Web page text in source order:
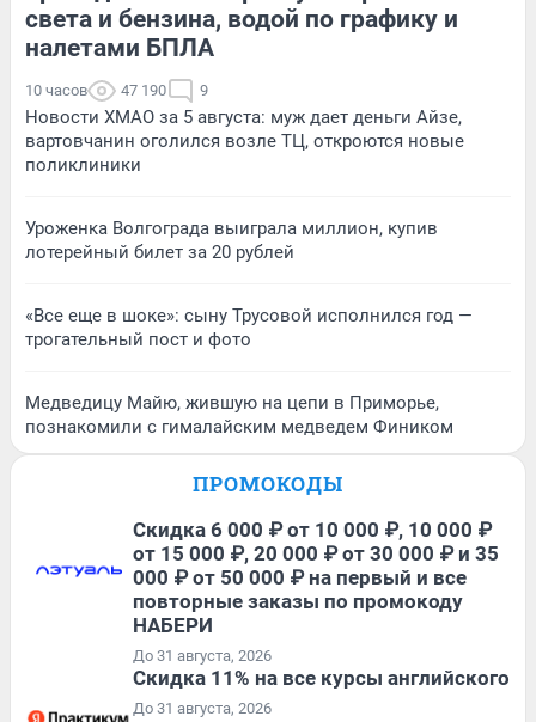
света и бензина, водой по графику и
налетами БПЛА
10 часов 47 190 9
Новости ХМАО за 5 августа: муж дает деньги Айзе,
вартовчанин оголился возле ТЦ, откроются новые
поликлиники
Уроженка Волгограда выиграла миллион, купив
лотерейный билет за 20 рублей
«Все еще в шоке»: сыну Трусовой исполнился год —
трогательный пост и фото
Медведицу Майю, жившую на цепи в Приморье,
познакомили с гималайским медведем Фиником
ПРОМОКОДЫ
Скидка 6 000 ₽ от 10 000 ₽, 10 000 ₽
от 15 000 ₽, 20 000 ₽ от 30 000 ₽ и 35
000 ₽ от 50 000 ₽ на первый и все
повторные заказы по промокоду
НАБЕРИ
До 31 августа, 2026
Скидка 11% на все курсы английского
До 31 августа, 2026